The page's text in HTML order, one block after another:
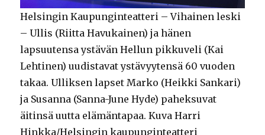
Helsingin Kaupunginteatteri – Vihainen leski
– Ullis (Riitta Havukainen) ja hänen
lapsuutensa ystävän Hellun pikkuveli (Kai
Lehtinen) uudistavat ystävyytensä 60 vuoden
takaa. Ulliksen lapset Marko (Heikki Sankari)
ja Susanna (Sanna-June Hyde) paheksuvat
äitinsä uutta elämäntapaa. Kuva Harri
Hinkka/Helsingin kaupunginteatteri